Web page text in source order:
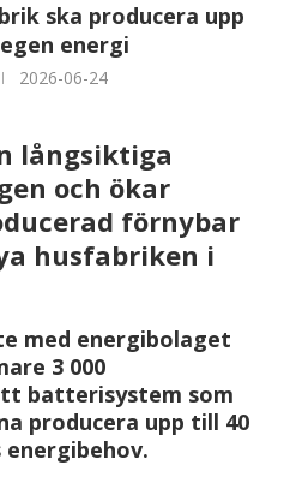
ska producera upp
energi
2026-06-24
långsiktiga
och ökar
förnybar
husfabriken i
med energibolaget
3 000
batterisystem som
producera upp till 40